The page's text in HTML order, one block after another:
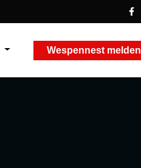
Wespennest melden